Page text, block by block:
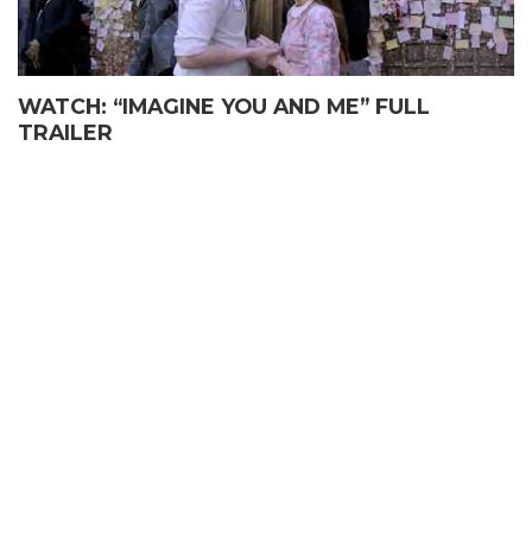
WATCH: “IMAGINE YOU AND ME” FULL
TRAILER